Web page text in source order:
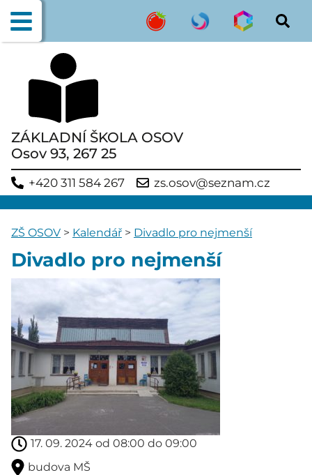
ZÁKLADNÍ ŠKOLA OSOV
Osov 93, 267 25
+420 311 584 267 zs.osov@seznam.cz
ZŠ OSOV > Kalendář > Divadlo pro nejmenší
Divadlo pro nejmenší
17. 09. 2024 od 08:00 do 09:00
budova MŠ